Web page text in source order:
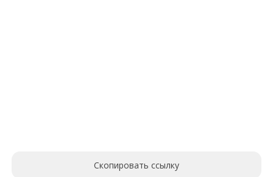
Скопировать ссылку